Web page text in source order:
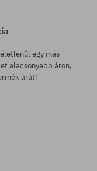
egy más
alacsonyabb áron,
árát!